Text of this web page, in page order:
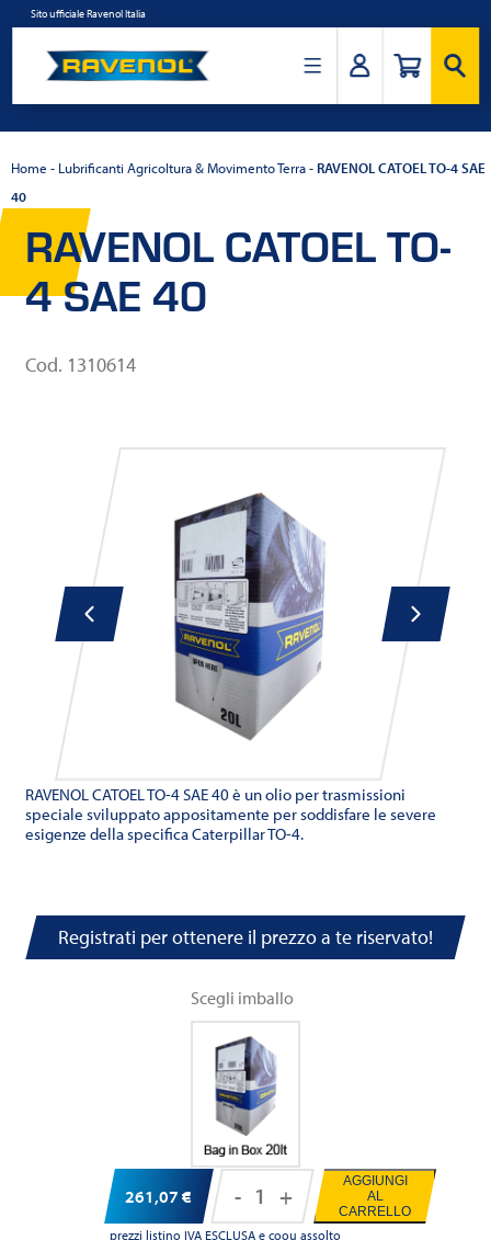
Salta
contenuto
Sito ufficiale Ravenol Italia
Ravenol
Home - Lubrificanti Agricoltura & Movimento Terra- RAVENOL CATOEL TO-4 SAE
40
RAVENOL CATOEL TO-
4 SAE 40
Cod. 1310614
RAVENOL CATOEL TO-4 SAE 40 è un olio per trasmissioni
speciale sviluppato appositamente per soddisfare le severe
esigenze della specifica Caterpillar TO-4.
Registrati per ottenere il prezzo a te riservato!
Scegli imballo
261,07€
prezzi listino IVA ESCLUSA e coou assolto
-
RAVENOL
+
AGGIUNGI
AL
CARRELLO